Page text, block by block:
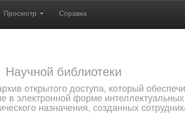
Просмотр Справка
Научной библиотеки
открытого доступа, который
в электронной форме
назначения, созданных